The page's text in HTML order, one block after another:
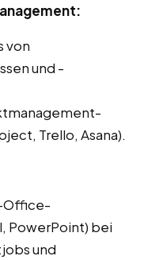
von
und -
Trello, Asana).
Office-
PowerPoint) bei
und